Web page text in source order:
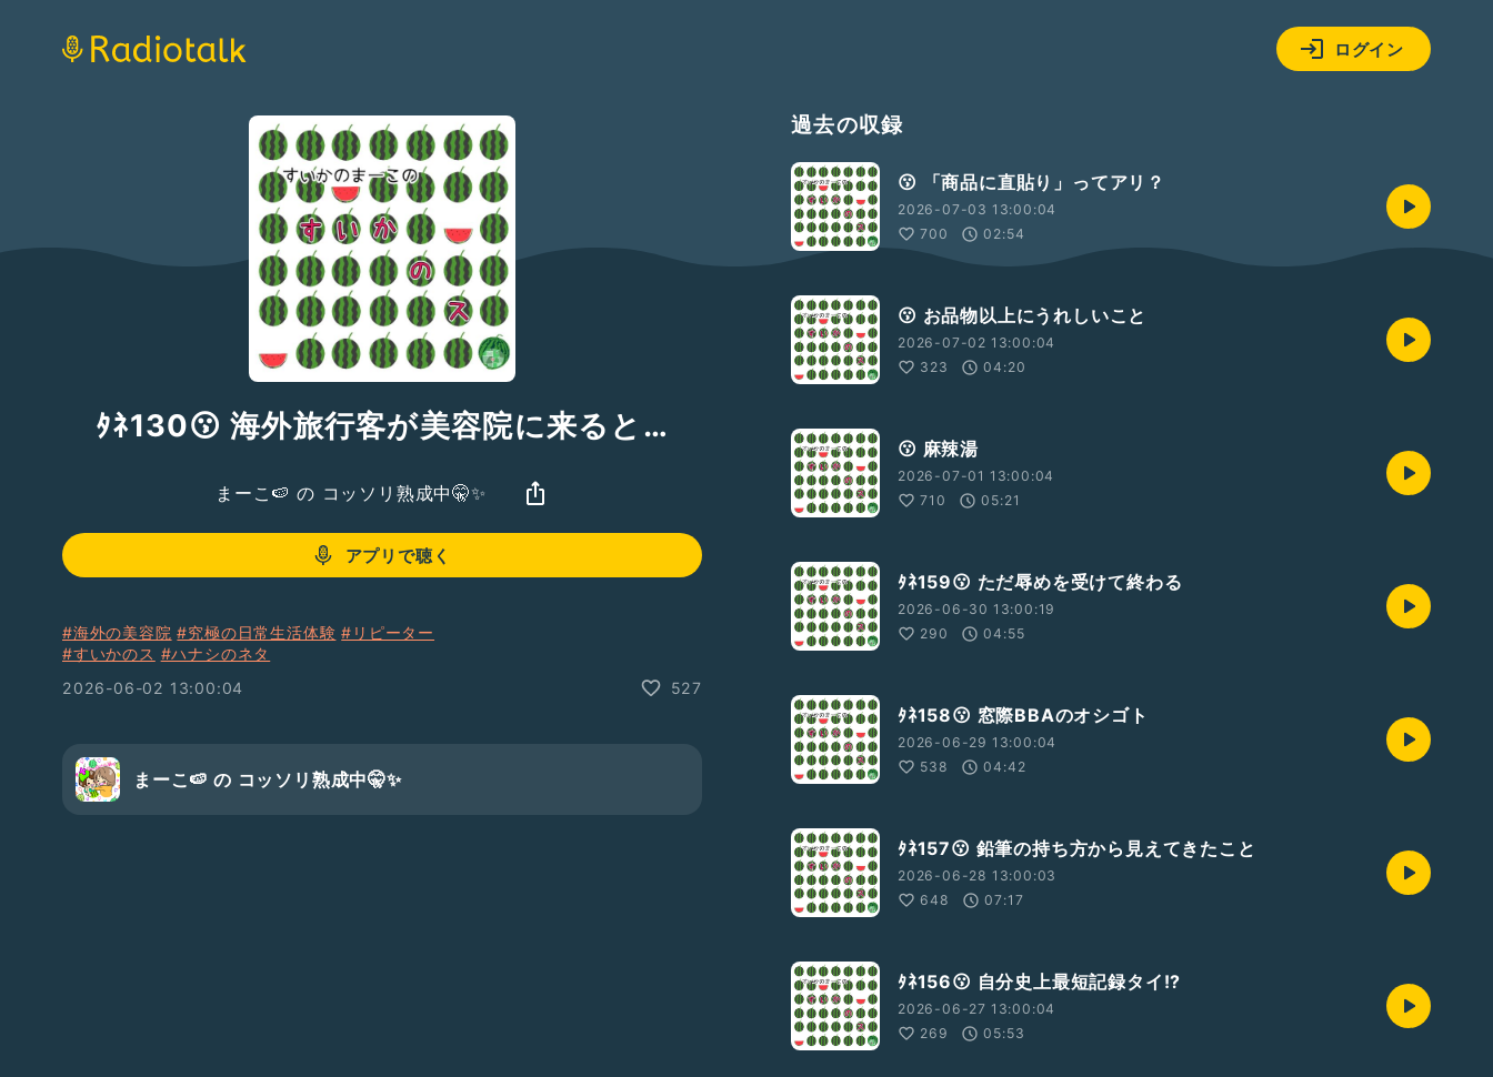
ログイン
ﾀﾈ130😗 海外旅行客が美容院に来ると…
まーこ🍉 の コッソリ熟成中🤫✨
アプリで聴く
#海外の美容院 #究極の日常生活体験 #リピーター
#すいかのス #ハナシのネタ
2026-06-02 13:00:04
527
まーこ🍉 の コッソリ熟成中🤫✨
過去の収録
😗 「商品に直貼り」ってアリ？
2026-07-03 13:00:04
700
02:54
😗 お品物以上にうれしいこと
2026-07-02 13:00:04
323
04:20
😗 麻辣湯
2026-07-01 13:00:04
710
05:21
ﾀﾈ159😗 ただ辱めを受けて終わる
2026-06-30 13:00:19
290
04:55
ﾀﾈ158😗 窓際BBAのオシゴト
2026-06-29 13:00:04
538
04:42
ﾀﾈ157😗 鉛筆の持ち方から見えてきたこと
2026-06-28 13:00:03
648
07:17
ﾀﾈ156😗 自分史上最短記録タイ!?
2026-06-27 13:00:04
269
05:53